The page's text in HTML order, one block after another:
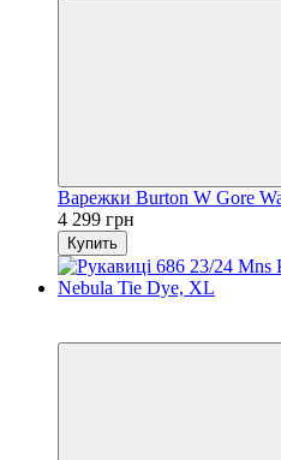
Варежки Burton W Gore
4 299 грн
Купить